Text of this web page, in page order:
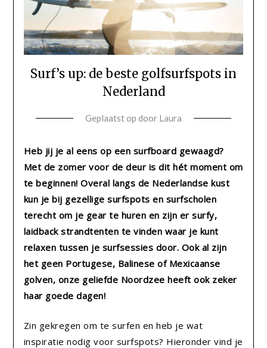
Surf’s up: de beste golfsurfspots in
Nederland
Geplaatst op door Laura
Heb jij je al eens op een surfboard gewaagd?
Met de zomer voor de deur is dit hét moment om
te beginnen! Overal langs de Nederlandse kust
kun je bij gezellige surfspots en surfscholen
terecht om je gear te huren en zijn er surfy,
laidback strandtenten te vinden waar je kunt
relaxen tussen je surfsessies door. Ook al zijn
het geen Portugese, Balinese of Mexicaanse
golven, onze geliefde Noordzee heeft ook zeker
haar goede dagen!
Zin gekregen om te surfen en heb je wat
inspiratie nodig voor surfspots? Hieronder vind je